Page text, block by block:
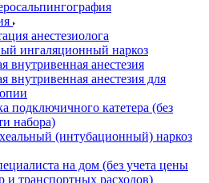
анестезиолога
ингаляционный наркоз
внутривенная анестезия
внутривенная анестезия для
подключичного катетера (без
набора)
(интубационный) наркоз
на дом (без учета цены
и транспортных расходов)